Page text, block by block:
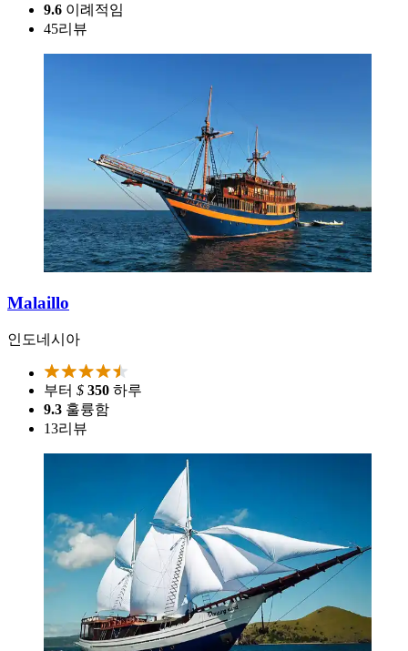
9.6 이례적임
45리뷰
Malaillo
인도네시아
부터 $ 350 하루
9.3 훌륭함
13리뷰